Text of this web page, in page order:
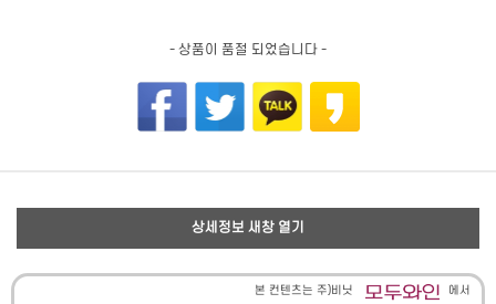
- 상품이 품절 되었습니다 -
상세정보 새창 열기
본 컨텐츠는 주)비닛
에서